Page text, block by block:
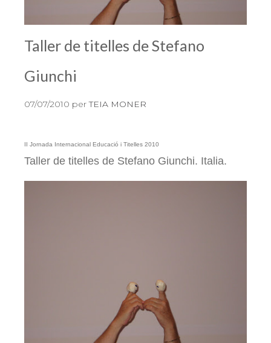
Taller de titelles de Stefano
Giunchi
07/07/2010 perTEIA MONER
II Jornada Internacional Educació i Titelles 2010
Taller de titelles de Stefano Giunchi. Italia.